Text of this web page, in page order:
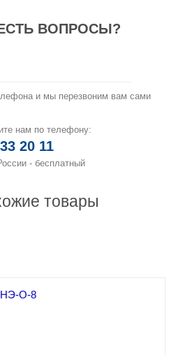
ВОПРОСЫ?
и мы перезвоним вам сами
нам по телефону:
20 11
- бесплатный
товары